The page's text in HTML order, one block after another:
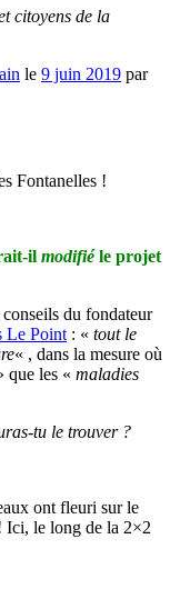
citoyens de la
le 9 juin 2019 par
Fontanelles !
il modifiéle projet
du fondateur
Le Point : « tout le
« , dans la mesure où
que les « maladies
tu le trouver ?
ont fleuri sur le
Ici, le long de la 2×2